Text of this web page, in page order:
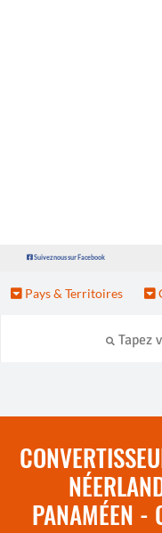
Suivez nous sur Facebook
Pays & Territoires
PANAMÉEN -